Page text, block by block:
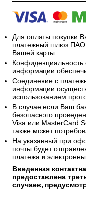
Для оплаты покупки
платежный шлюз ПАО
Вашей карты.
информации
Соединение с
информации
использованием
В случае если Ваш
безопасного
Visa или MasterCard
также может
На указанный при
почты будет
платежа и
Введенная
предоставлена
случаев,